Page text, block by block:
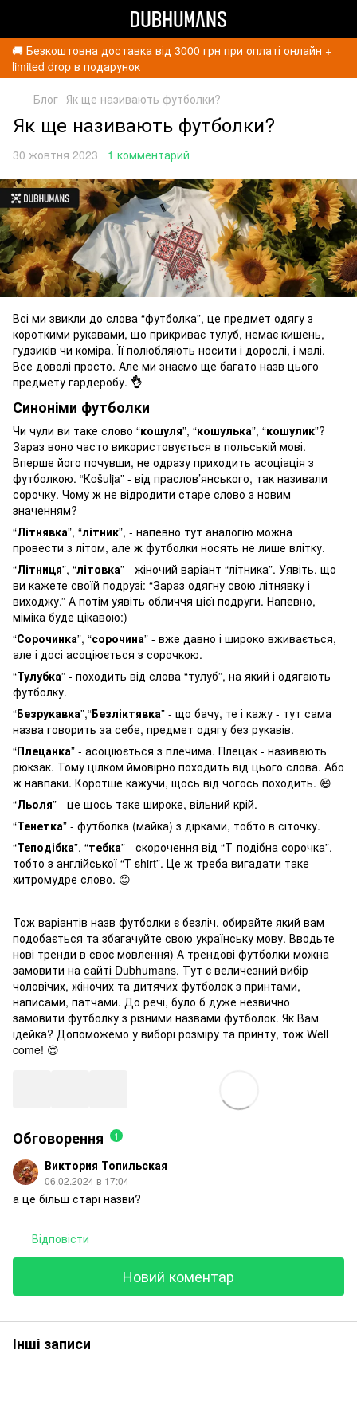
🚚 Безкоштовна доставка від 3000 грн при оплаті онлайн +
limited drop в подарунок
Блог Як ще називають футболки?
Як ще називають футболки?
30 жовтня 2023 1 комментарий
Всі ми звикли до слова “футболка”, це предмет одягу з
короткими рукавами, що прикриває тулуб, немає кишень,
гудзиків чи коміра. Її полюбляють носити і дорослі, і малі.
Все доволі просто. Але ми знаємо ще багато назв цього
предмету гардеробу. 👌
Синоніми футболки
Чи чули ви таке слово “кошуля”, “кошулька”, “кошулик”?
Зараз воно часто використовується в польській мові.
Вперше його почувши, не одразу приходить асоціація з
футболкою. “Кošulja” - від праслов’янського, так називали
сорочку. Чому ж не відродити старе слово з новим
значенням?
“Літнявка”, “літник”, - напевно тут аналогію можна
провести з літом, але ж футболки носять не лише влітку.
“Літниця”, “літовка” - жіночий варіант “літника”. Уявіть, що
ви кажете своїй подрузі: “Зараз одягну свою літнявку і
виходжу.” А потім уявіть обличчя цієї подруги. Напевно,
міміка буде цікавою:)
“Сорочинка”, “сорочина” - вже давно і широко вживається,
але і досі асоціюється з сорочкою.
“Тулубка” - походить від слова “тулуб”, на який і одягають
футболку.
“Безрукавка”,“Безліктявка” - що бачу, те і кажу - тут сама
назва говорить за себе, предмет одягу без рукавів.
“Плецанка” - асоціюється з плечима. Плецак - називають
рюкзак. Тому цілком ймовірно походить від цього слова. Або
ж навпаки. Коротше кажучи, щось від чогось походить. 😄
“Льоля” - це щось таке широке, вільний крій.
“Тенетка” - футболка (майка) з дірками, тобто в сіточку.
“Теподібка”, “тебка” - скорочення від “Т-подібна сорочка”,
тобто з англійської “T-shirt”. Це ж треба вигадати таке
хитромудре слово. 😊
Тож варіантів назв футболки є безліч, обирайте який вам
подобається та збагачуйте свою українську мову. Вводьте
нові тренди в своє мовлення) А трендові футболки можна
замовити на сайті Dubhumans. Тут є величезний вибір
чоловічих, жіночих та дитячих футболок з принтами,
написами, патчами. До речі, було б дуже незвично
замовити футболку з різними назвами футболок. Як Вам
ідейка? Допоможемо у виборі розміру та принту, тож Well
come! 😍
Обговорення 1
Виктория Топильская
06.02.2024 в 17:04
а це більш старі назви?
Відповісти
Новий коментар
Інші записи